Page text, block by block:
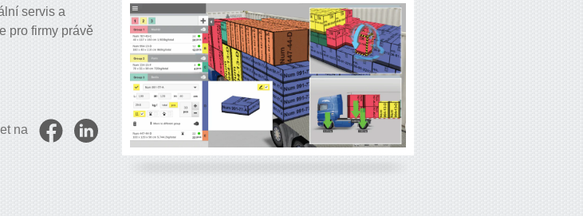
servis a
pro firmy právě
na